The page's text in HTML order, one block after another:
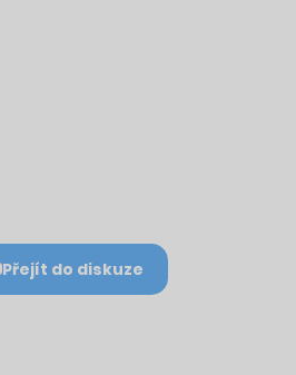
Přejít do diskuze